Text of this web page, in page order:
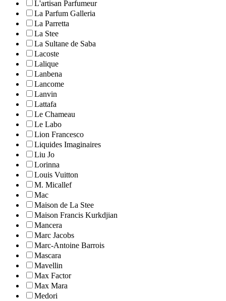
L'artisan Parfumeur
La Parfum Galleria
La Parretta
La Stee
La Sultane de Saba
Lacoste
Lalique
Lanbena
Lancome
Lanvin
Lattafa
Le Chameau
Le Labo
Lion Francesco
Liquides Imaginaires
Liu Jo
Lorinna
Louis Vuitton
M. Micallef
Mac
Maison de La Stee
Maison Francis Kurkdjian
Mancera
Marc Jacobs
Marc-Antoine Barrois
Mascara
Mavellin
Max Factor
Max Mara
Medori